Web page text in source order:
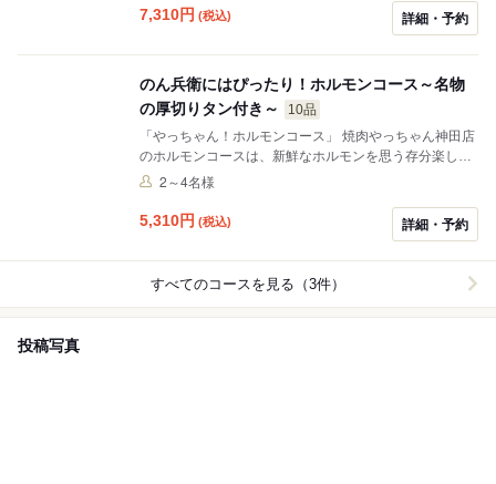
7,310円 (税込) 詳細・予約
のん兵衛にはぴったり！ホルモンコース～名物
の厚切りタン付き～
10品
「やっちゃん！ホルモンコース」 焼肉やっちゃん神田店
のホルモンコースは、新鮮なホルモンを思う存分楽しめ
る贅沢な内容やで！税込4,980円っちゅうリーズナブル
が揃っとるで！
2～4名様
5,310円 (税込) 詳細・予約
すべてのコースを見る（3件）
投稿写真